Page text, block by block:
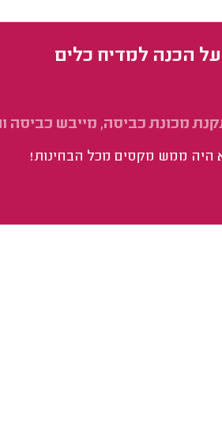
הכנה למדיח כלים
מכונת כביסה, מייבש כביסה
היה ממש מקסים מכל הבחינות!